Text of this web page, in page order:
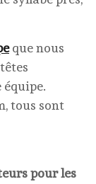
que nous
tous sont
pour les